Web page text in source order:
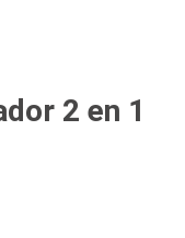
2 en 1